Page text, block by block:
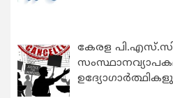
കേരള പി.എസ്.സി